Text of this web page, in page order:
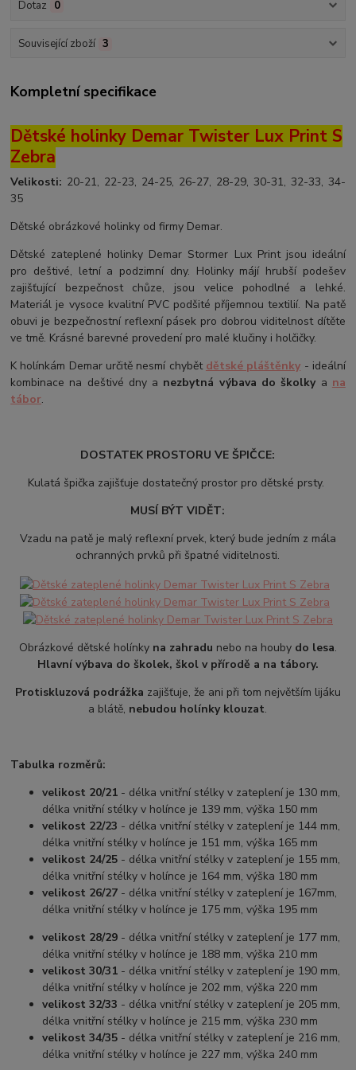
Dotaz 0
Související zboží 3
Kompletní specifikace
Dětské holinky Demar Twister Lux Print S
Zebra
Velikosti: 20-21, 22-23, 24-25, 26-27, 28-29, 30-31, 32-33, 34-
35
Dětské obrázkové holinky od firmy Demar.
Dětské zateplené holinky Demar Stormer Lux Print jsou ideální
pro deštivé, letní a podzimní dny. Holinky májí hrubší podešev
zajišťující bezpečnost chůze, jsou velice pohodlné a lehké.
Materiál je vysoce kvalitní PVC podšité příjemnou textilií. Na patě
obuvi je bezpečnostní reflexní pásek pro dobrou viditelnost dítěte
ve tmě. Krásné barevné provedení pro malé klučiny i holčičky.
K holínkám Demar určitě nesmí chybět dětské pláštěnky - ideální
kombinace na deštivé dny a nezbytná výbava do školkya na
tábor.
DOSTATEK PROSTORU VE ŠPIČCE:
Kulatá špička zajišťuje dostatečný prostor pro dětské prsty.
MUSÍ BÝT VIDĚT:
Vzadu na patě je malý reflexní prvek, který bude jedním z mála
ochranných prvků při špatné viditelnosti.
Obrázkové dětské holínky na zahradu nebo na houby do lesa.
Hlavní výbava do školek, škol v přírodě a na tábory.
Protiskluzová podrážka zajišťuje, že ani při tom největším lijáku
a blátě, nebudou holínky klouzat.
Tabulka rozměrů:
velikost 20/21 - délka vnitřní stélky v zateplení je 130 mm,
délka vnitřní stélky v holínce je 139 mm, výška 150 mm
velikost 22/23 - délka vnitřní stélky v zateplení je 144 mm,
délka vnitřní stélky v holínce je 151 mm, výška 165 mm
velikost 24/25 - délka vnitřní stélky v zateplení je 155 mm,
délka vnitřní stélky v holínce je 164 mm, výška 180 mm
velikost 26/27 - délka vnitřní stélky v zateplení je 167mm,
délka vnitřní stélky v holínce je 175 mm, výška 195 mm
velikost 28/29 - délka vnitřní stélky v zateplení je 177 mm,
délka vnitřní stélky v holínce je 188 mm, výška 210 mm
velikost 30/31 - délka vnitřní stélky v zateplení je 190 mm,
délka vnitřní stélky v holínce je 202 mm, výška 220 mm
velikost 32/33 - délka vnitřní stélky v zateplení je 205 mm,
délka vnitřní stélky v holínce je 215 mm, výška 230 mm
velikost 34/35 - délka vnitřní stélky v zateplení je 216 mm,
délka vnitřní stélky v holínce je 227 mm, výška 240 mm